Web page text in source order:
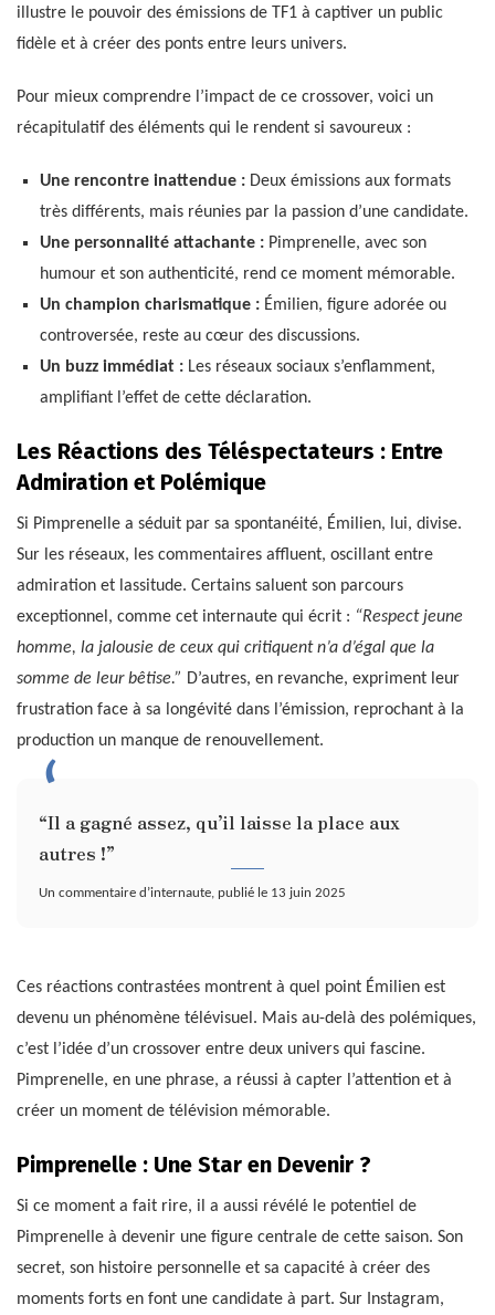
illustre le pouvoir des émissions de TF1 à captiver un public
fidèle et à créer des ponts entre leurs univers.
Pour mieux comprendre l’impact de ce crossover, voici un
récapitulatif des éléments qui le rendent si savoureux :
Une rencontre inattendue :Deux émissions aux formats
très différents, mais réunies par la passion d’une candidate.
Une personnalité attachante :Pimprenelle, avec son
humour et son authenticité, rend ce moment mémorable.
Un champion charismatique :Émilien, figure adorée ou
controversée, reste au cœur des discussions.
Un buzz immédiat :Les réseaux sociaux s’enflamment,
amplifiant l’effet de cette déclaration.
Les Réactions des Téléspectateurs : Entre
Admiration et Polémique
Si Pimprenelle a séduit par sa spontanéité, Émilien, lui, divise.
Sur les réseaux, les commentaires affluent, oscillant entre
admiration et lassitude. Certains saluent son parcours
exceptionnel, comme cet internaute qui écrit : “Respect jeune
homme, la jalousie de ceux qui critiquent n’a d’égal que la
somme de leur bêtise.” D’autres, en revanche, expriment leur
frustration face à sa longévité dans l’émission, reprochant à la
production un manque de renouvellement.
“Il a gagné assez, qu’il laisse la place aux
autres !”
Un commentaire d’internaute, publié le 13 juin 2025
Ces réactions contrastées montrent à quel point Émilien est
devenu un phénomène télévisuel. Mais au-delà des polémiques,
c’est l’idée d’un crossover entre deux univers qui fascine.
Pimprenelle, en une phrase, a réussi à capter l’attention et à
créer un moment de télévision mémorable.
Pimprenelle : Une Star en Devenir ?
Si ce moment a fait rire, il a aussi révélé le potentiel de
Pimprenelle à devenir une figure centrale de cette saison. Son
secret, son histoire personnelle et sa capacité à créer des
moments forts en font une candidate à part. Sur Instagram,